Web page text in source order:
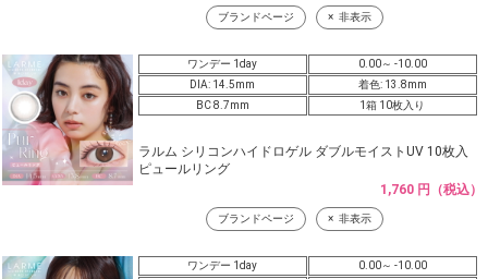
ブランドページ 非表示
ワンデー 1day
0.00～ -10.00
DIA: 14.5mm
着色: 13.8mm
BC 8.7mm
1箱 10枚入り
ラルム シリコンハイドロゲル ダブルモイストUV 10枚入
ピュールリング
1,760 円（税込）
ブランドページ 非表示
ワンデー 1day
0.00～ -10.00